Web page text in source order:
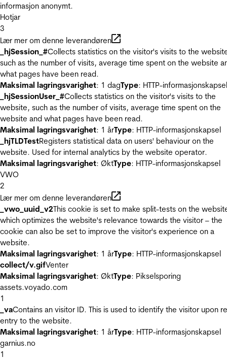
informasjon anonymt.
Hotjar
3
Lær mer om denne leverandøren
_hjSession_#Collects statistics on the visitor's visits to the
such as the number of visits, average time spent on the website
what pages have been read.
Maksimal lagringsvarighet: 1 dagType: HTTP-informasjonskapsel
_hjSessionUser_#Collects statistics on the visitor's visits to the
website, such as the number of visits, average time spent on the
website and what pages have been read.
Maksimal lagringsvarighet: 1 årType: HTTP-informasjonskapsel
_hjTLDTestRegisters statistical data on users' behaviour on the
website. Used for internal analytics by the website operator.
Maksimal lagringsvarighet: ØktType: HTTP-informasjonskapsel
VWO
2
Lær mer om denne leverandøren
_vwo_uuid_v2This cookie is set to make split-tests on the
which optimizes the website's relevance towards the visitor – the
cookie can also be set to improve the visitor's experience on a
website.
Maksimal lagringsvarighet: 1 årType: HTTP-informasjonskapsel
collect/v.gifVenter
Maksimal lagringsvarighet: ØktType: Pikselsporing
assets.voyado.com
1
_vaContains an visitor ID. This is used to identify the visitor upon
entry to the website.
Maksimal lagringsvarighet: 1 årType: HTTP-informasjonskapsel
garnius.no
1